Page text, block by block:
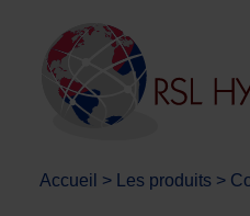
Accueil > Les produits >